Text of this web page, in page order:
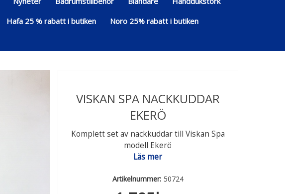
Hafa 25 % rabatt i butiken
Noro 25% rabatt i butiken
VISKAN SPA NACKKUDDAR
EKERÖ
Komplett set av nackkuddar till Viskan Spa
modell Ekerö
Läs mer
Artikelnummer: 50724